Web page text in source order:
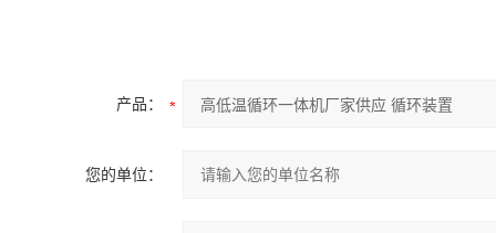
产品：
您的单位：